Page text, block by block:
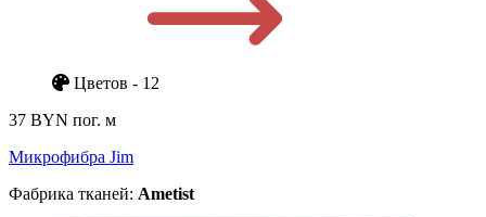
Цветов - 12
37 BYN пог. м
Микрофибра Jim
Фабрика тканей: Ametist